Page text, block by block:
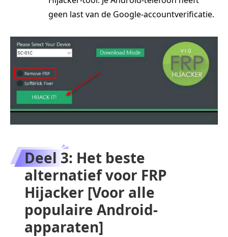
geen last van de Google-accountverificatie.
Deel 3: Het beste
alternatief voor FRP
Hijacker [Voor alle
populaire Android-
apparaten]